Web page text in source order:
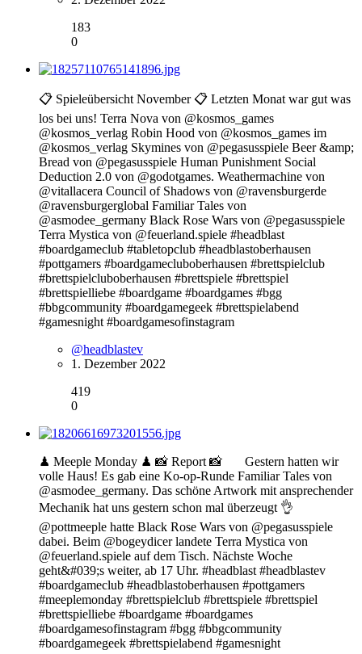
183
0
📋 Spieleübersicht November 📋 Letzten Monat war gut was
los bei uns! Terra Nova von @kosmos_games
@kosmos_verlag Robin Hood von @kosmos_games im
@kosmos_verlag Skymines von @pegasusspiele Beer &amp;
Bread von @pegasusspiele Human Punishment Social
Deduction 2.0 von @godotgames. Weathermachine von
@vitallacera Council of Shadows von @ravensburgerde
@ravensburgerglobal Familiar Tales von
@asmodee_germany Black Rose Wars von @pegasusspiele
Terra Mystica von @feuerland.spiele #headblast
#boardgameclub #tabletopclub #headblastoberhausen
#pottgamers #boardgamecluboberhausen #brettspielclub
#brettspielcluboberhausen #brettspiele #brettspiel
#brettspielliebe #boardgame #boardgames #bgg
#bbgcommunity #boardgamegeek #brettspielabend
#gamesnight #boardgamesofinstagram
@headblastev
1. Dezember 2022
419
0
♟ Meeple Monday ♟ 📸 Report 📸⠀⠀ Gestern hatten wir
volle Haus! Es gab eine Ko-op-Runde Familiar Tales von
@asmodee_germany. Das schöne Artwork mit ansprechender
Mechanik hat uns gestern schon mal überzeugt 👌
@pottmeeple hatte Black Rose Wars von @pegasusspiele
dabei. Beim @bogeydicer landete Terra Mystica von
@feuerland.spiele auf dem Tisch. Nächste Woche
geht&#039;s weiter, ab 17 Uhr. #headblast #headblastev
#boardgameclub #headblastoberhausen #pottgamers
#meeplemonday #brettspielclub #brettspiele #brettspiel
#brettspielliebe #boardgame #boardgames
#boardgamesofinstagram #bgg #bbgcommunity
#boardgamegeek #brettspielabend #gamesnight